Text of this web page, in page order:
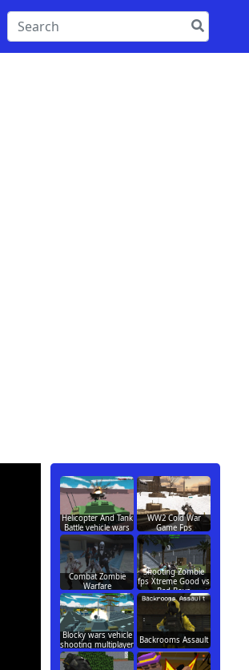
Helicopter And Tank
Battle vehicle wars
WW2 Cold War
Game Fps
Combat Zombie
Warfare
Shooting Zombie
fps Xtreme Good vs
Bad Boys
Blocky wars vehicle
shooting multiplayer
Backrooms Assault